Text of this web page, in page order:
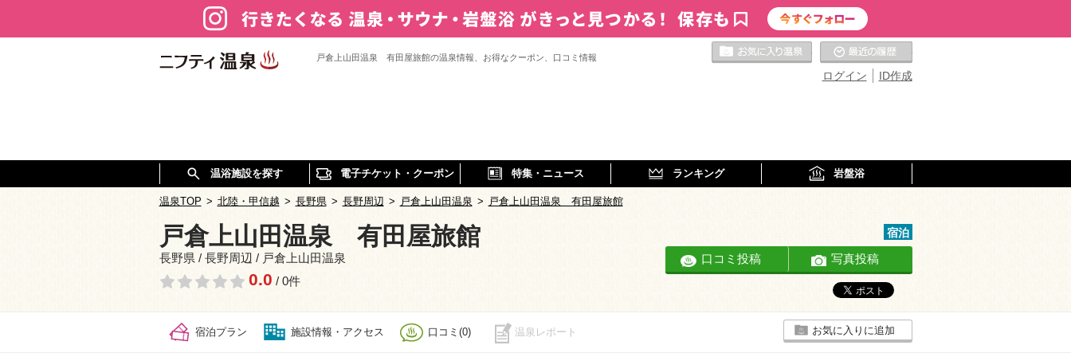
戸倉上山田温泉 有田屋旅館の温泉情報、お得なクーポン、口コミ情報
ID作成
ログイン
お気に入りの温泉
温浴施設を探す 電子チケット・クーポン 特集・ニュース ランキング 岩盤浴
温泉TOP > 北陸・甲信越 > 長野県 > 長野周辺 > 戸倉上山田温泉 > 戸倉上山田温泉 有田屋旅館
戸倉上山田温泉 有田屋旅館
長野県 / 長野周辺 / 戸倉上山田温泉
0.0 / 0件
宿泊
口コミ投稿 写真投稿
宿泊プラン 施設情報・アクセス 口コミ(0) 温泉レポート お気に入りに追加